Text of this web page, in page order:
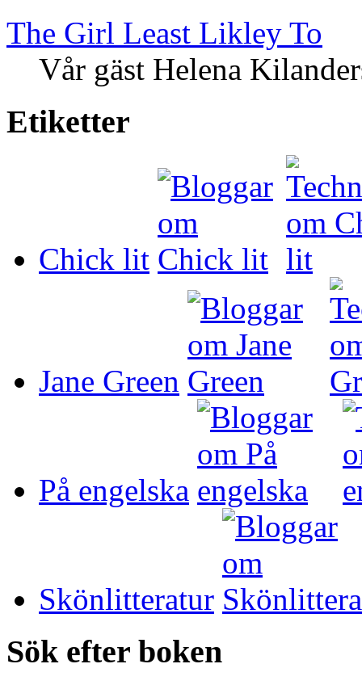
The Girl Least Likley To
Vår gäst Helena
Etiketter
Chick lit
Jane Green
På engelska
Skönlitteratur
Sök efter boken